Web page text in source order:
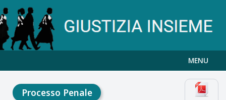
MENU
Processo Penale